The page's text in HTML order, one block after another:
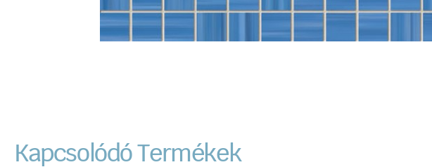
Kapcsolódó Termékek